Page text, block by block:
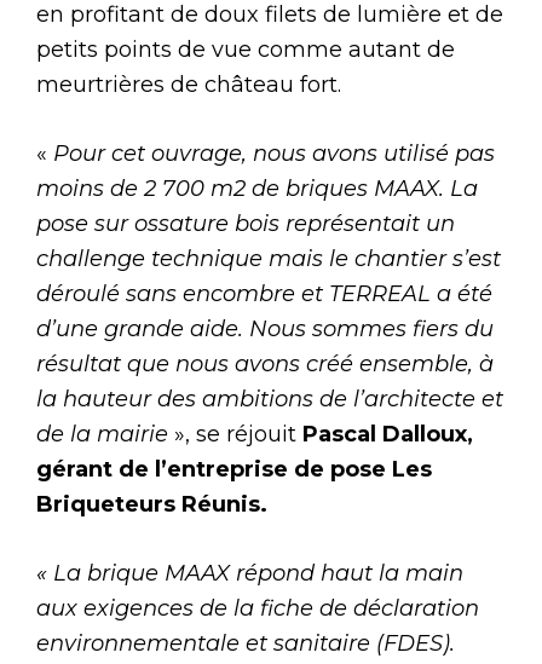
en profitant de doux filets de lumière et de
petits points de vue comme autant de
meurtrières de château fort.
« Pour cet ouvrage, nous avons utilisé pas
moins de 2 700 m2 de briques MAAX. La
pose sur ossature bois représentait un
challenge technique mais le chantier s’est
déroulé sans encombre et TERREAL a été
d’une grande aide. Nous sommes fiers du
résultat que nous avons créé ensemble, à
la hauteur des ambitions de l’architecte et
de la mairie », se réjouit Pascal Dalloux,
gérant de l’entreprise de pose Les
Briqueteurs Réunis.
« La brique MAAX répond haut la main
aux exigences de la fiche de déclaration
environnementale et sanitaire (FDES).